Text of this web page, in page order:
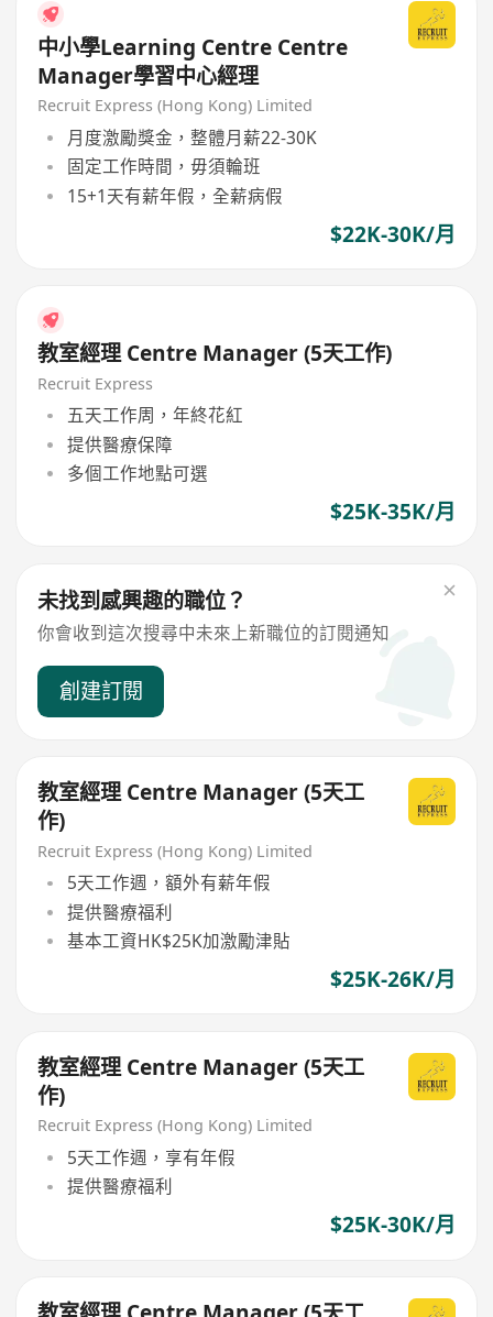
中小學Learning Centre Centre
Manager學習中心經理
Recruit Express (Hong Kong) Limited
月度激勵獎金，整體月薪22-30K
固定工作時間，毋須輪班
15+1天有薪年假，全薪病假
$22K-30K/月
教室經理 Centre Manager (5天工作)
Recruit Express
五天工作周，年終花紅
提供醫療保障
多個工作地點可選
$25K-35K/月
未找到感興趣的職位？
你會收到這次搜尋中未來上新職位的訂閱通知
創建訂閱
教室經理 Centre Manager (5天工
作)
Recruit Express (Hong Kong) Limited
5天工作週，額外有薪年假
提供醫療福利
基本工資HK$25K加激勵津貼
$25K-26K/月
教室經理 Centre Manager (5天工
作)
Recruit Express (Hong Kong) Limited
5天工作週，享有年假
提供醫療福利
$25K-30K/月